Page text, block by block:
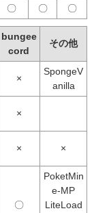
〇 〇 〇
bungee
cord
その他
×
SpongeV
anilla
×
× ×
〇
PoketMin
e-MP
LiteLoad